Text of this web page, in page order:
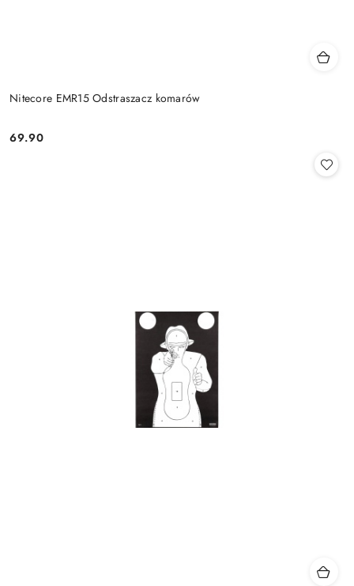
Nitecore EMR15 Odstraszacz komarów
Cena:
69.90